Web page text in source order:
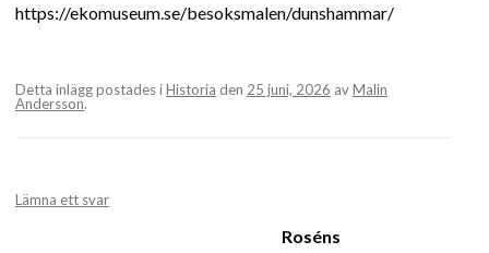
https://ekomuseum.se/besoksmalen/dunshammar/
Detta inlägg postades iHistoria den 25 juni, 2026 avMalin
Andersson.
Lämna ett svar
Roséns